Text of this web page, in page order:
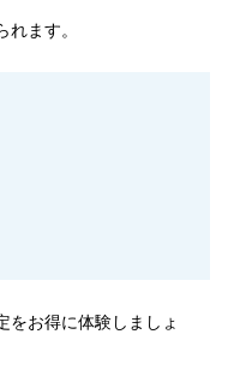
ます。
をお得に体験しましょ